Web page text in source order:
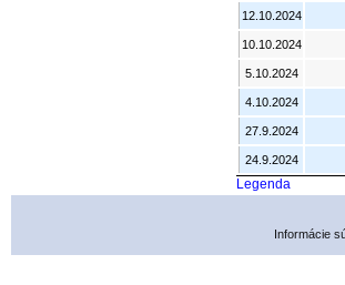
12.10.2024
10.10.2024
5.10.2024
4.10.2024
27.9.2024
24.9.2024
Legenda
Informácie